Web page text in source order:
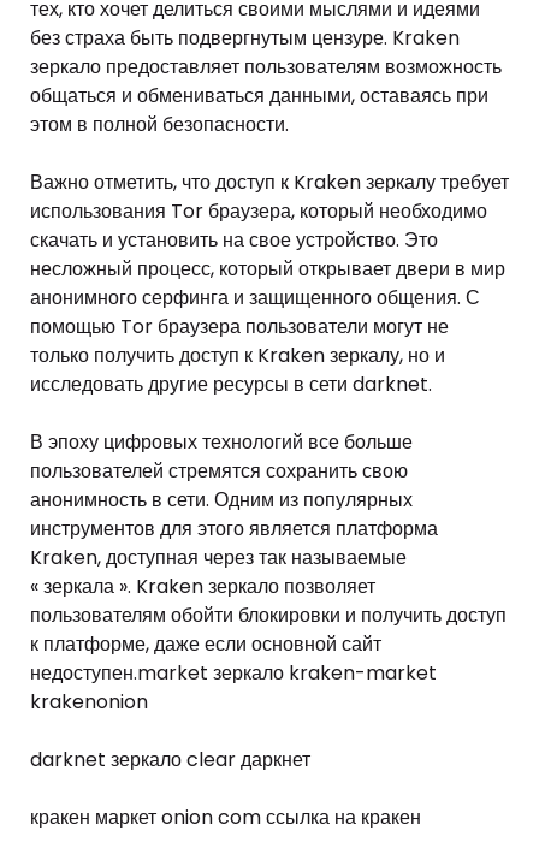
тех, кто хочет делиться своими мыслями и идеями
без страха быть подвергнутым цензуре. Kraken
зеркало предоставляет пользователям возможность
общаться и обмениваться данными, оставаясь при
этом в полной безопасности.
Важно отметить, что доступ к Kraken зеркалу требует
использования Tor браузера, который необходимо
скачать и установить на свое устройство. Это
несложный процесс, который открывает двери в мир
анонимного серфинга и защищенного общения. С
помощью Tor браузера пользователи могут не
только получить доступ к Kraken зеркалу, но и
исследовать другие ресурсы в сети darknet.
В эпоху цифровых технологий все больше
пользователей стремятся сохранить свою
анонимность в сети. Одним из популярных
инструментов для этого является платформа
Kraken, доступная через так называемые
« зеркала ». Kraken зеркало позволяет
пользователям обойти блокировки и получить доступ
к платформе, даже если основной сайт
недоступен.market зеркало kraken-market
krakenonion
darknet зеркало clear даркнет
кракен маркет onion com ссылка на кракен